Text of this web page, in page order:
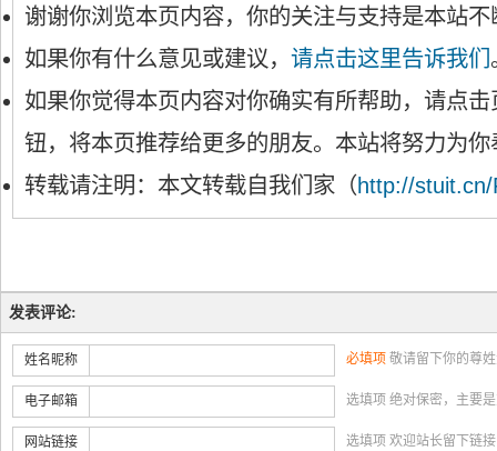
谢谢你浏览本页内容，你的关注与支持是本站
如果你有什么意见或建议， 请点击这里告诉我们
如果你觉得本页内容对你确实有所帮助，请点
钮，将本页推荐给更多的朋友。本站将努力为
转载请注明：本文转载自我们家（ http://
发表评论:
姓名昵称 必填项 敬请留下你的尊
电子邮箱 选填项 绝对保密，主要
网站链接 选填项 欢迎站长留下链